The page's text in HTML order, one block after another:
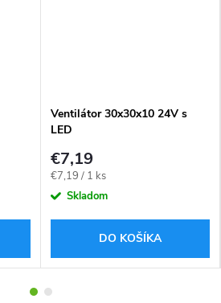
Ventilátor 30x30x10 24V s
LED
€7,19
Jednotková
cena:
€7,19 / 1 ks
Skladom
DO KOŠÍKA